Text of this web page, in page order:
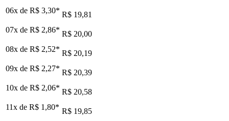
06x de R$ 3,30* R$ 19,81
07x de R$ 2,86* R$ 20,00
08x de R$ 2,52* R$ 20,19
09x de R$ 2,27* R$ 20,39
10x de R$ 2,06* R$ 20,58
11x de R$ 1,80* R$ 19,85